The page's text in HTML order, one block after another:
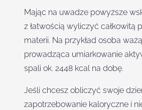
Mając na uwadze powyższe
z łatwością wyliczyć całkowitą
materii. Na przykład osoba
prowadząca umiarkowanie
spali ok. 2448 kcal na dobę.
Jeśli chcesz obliczyć swoje
zapotrzebowanie kaloryczne i